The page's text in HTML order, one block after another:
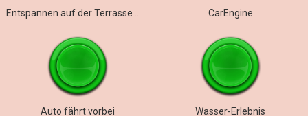
CarEngine
Auto fährt vorbei Wasser-Erlebnis